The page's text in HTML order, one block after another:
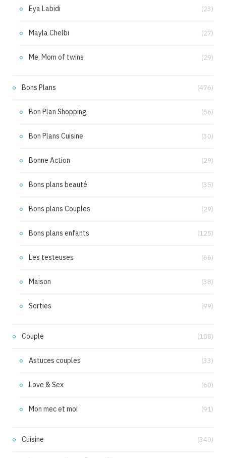
Eya Labidi (23)
Mayla Chelbi (27)
Me, Mom of twins (29)
Bons Plans (476)
Bon Plan Shopping (56)
Bon Plans Cuisine (30)
Bonne Action (29)
Bons plans beauté (35)
Bons plans Couples (29)
Bons plans enfants (125)
Les testeuses (66)
Maison (38)
Sorties (99)
Couple (188)
Astuces couples (33)
Love & Sex (60)
Mon mec et moi (91)
Cuisine (340)